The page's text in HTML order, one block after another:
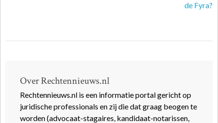
de Fyra?
Over Rechtennieuws.nl
Rechtennieuws.nl is een informatie portal gericht op
juridische professionals en zij die dat graag beogen te
worden (advocaat-stagaires, kandidaat-notarissen,